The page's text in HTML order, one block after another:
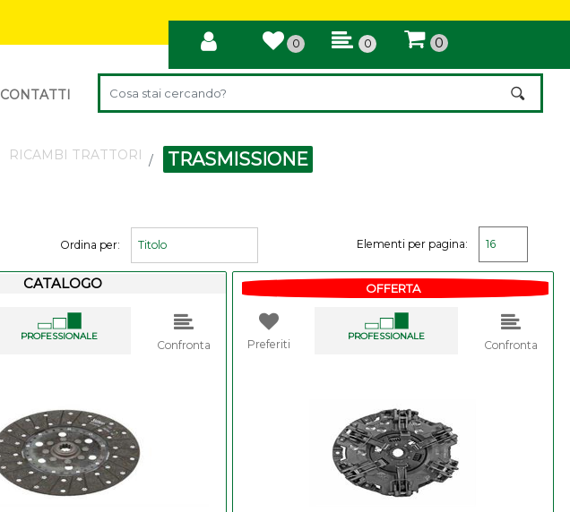
0 0 0
CONTATTI
Changing a filter automatically updates the other available filters.
RICAMBI TRATTORI TRASMISSIONE
Ordina per: Elementi per pagina:
CATALOGO
PROFESSIONALE
Confronta
OFFERTA
Preferiti
PROFESSIONALE
Confronta